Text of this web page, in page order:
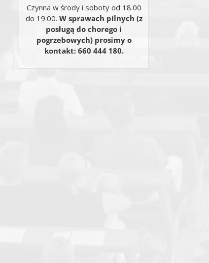
Czynna w środy i soboty od 18.00
do 19.00. W sprawach pilnych (z
posługą do chorego i
pogrzebowych) prosimy o
kontakt: 660 444 180.